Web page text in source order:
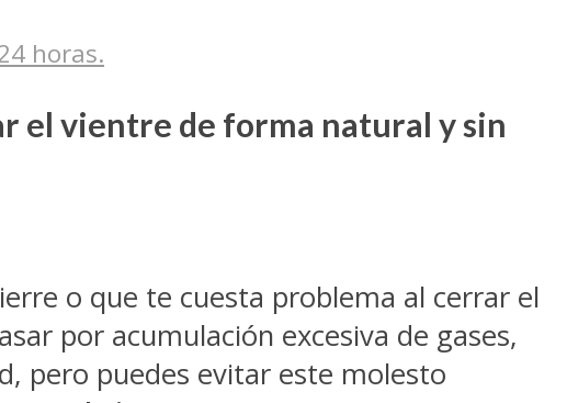
horas.
el vientre de forma natural y sin
o que te cuesta problema al cerrar el
por acumulación excesiva de gases,
pero puedes evitar este molesto